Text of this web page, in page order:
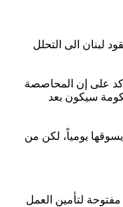
لبنان الى التحلل
على إن المحاصصة
سيكون بعد
يومياً، لكن من
لتأمين العمل